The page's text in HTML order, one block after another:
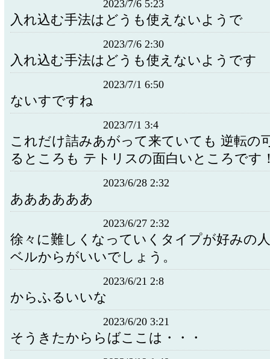
2023/7/6 5:23
入れ込む手法はどうも使えないようで
2023/7/6 2:30
入れ込む手法はどうも使えないようです
2023/7/1 6:50
ないすですね
2023/7/1 3:4
これだけ詰みあがって来ていても 逆転の
るところも テトリスの面白いところです
2023/6/28 2:32
ああああああ
2023/6/27 2:32
徐々に難しくなっていくタイプが好みの
ベルからがいいでしょう。
2023/6/21 2:8
からふるいいな
2023/6/20 3:21
そうきたかららばここは・・・